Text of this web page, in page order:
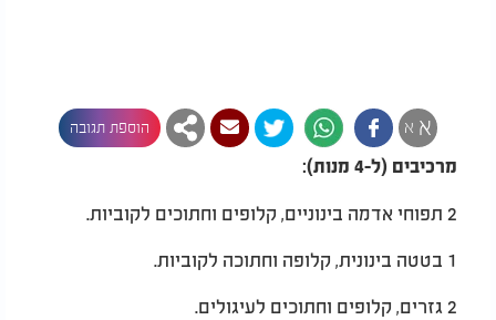
א א הוספת תגובה
מרכיבים (ל-4 מנות):
2 תפוחי אדמה בינוניים, קלופים וחתוכים לקוביות.
1 בטטה בינונית, קלופה וחתוכה לקוביות.
2 גזרים, קלופים וחתוכים לעיגולים.